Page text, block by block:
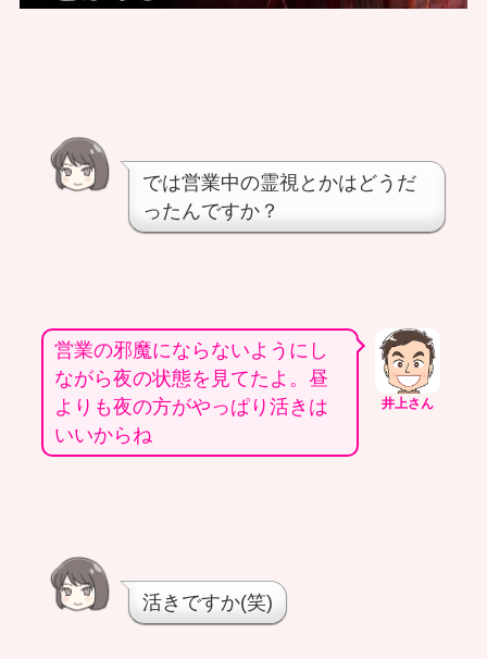
では営業中の霊視とかはどうだ
ったんですか？
井上さん
営業の邪魔にならないようにし
ながら夜の状態を見てたよ。昼
よりも夜の方がやっぱり活きは
いいからね
活きですか(笑)